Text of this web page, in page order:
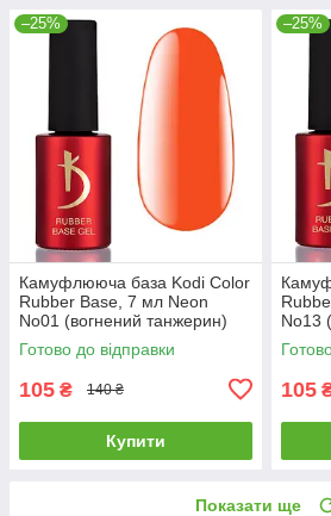
–25%
Камуфлююча база Kodi Color
Rubber Base, 7 мл Neon
No01 (вогнений танжерин)
Готово до відправки
105 ₴ 140 ₴
Купити
–25%
No13
105
Показати ще